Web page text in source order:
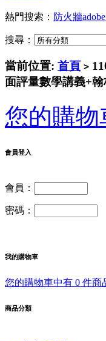
熱門搜索： 防火牆
搜尋：
當前位置: 首頁 >
面評量數學講義+
您的購物
會員登入
會員：
密碼：
我的購物車
您的購物車中有 0 件商
商品分類